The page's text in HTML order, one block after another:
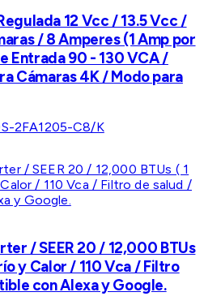
12 Vcc / 13.5 Vcc /
/ 8 Amperes (1 Amp por
Entrada 90 - 130 VCA /
Cámaras 4K / Modo para
2FA1205-C8/K
/ SEER 20 / 12,000 BTUs
y Calor / 110 Vca / Filtro
con Alexa y Google.